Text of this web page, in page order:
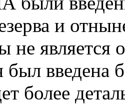
и
не
был введена
более